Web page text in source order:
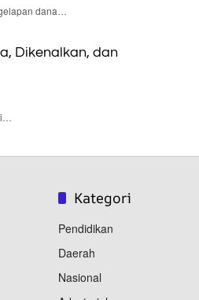
dana…
Dikenalkan, dan
Kategori
Pendidikan
Daerah
Nasional